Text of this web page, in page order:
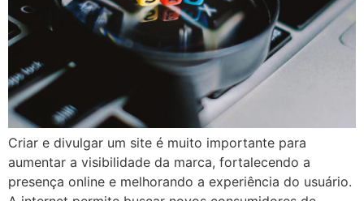
Criar e divulgar um site é muito importante para
aumentar a visibilidade da marca, fortalecendo a
presença online e melhorando a experiência do usuário.